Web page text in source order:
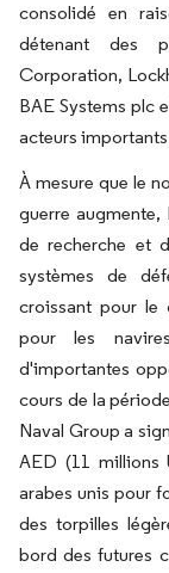
consolidé en
détenant des
Corporation,
BAE Systems plc
acteurs
À mesure que le
guerre
de recherche et
systèmes de
croissant pour le
pour les
d'importantes
cours de la
Naval Group a
AED (11 millions
arabes unis pour
des torpilles
bord des futures